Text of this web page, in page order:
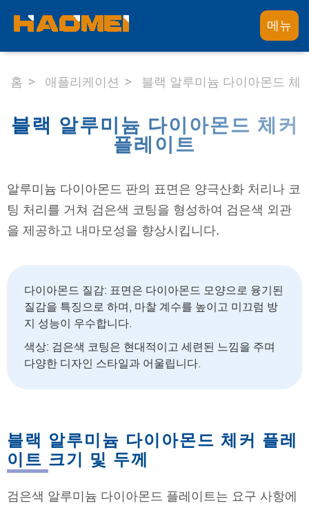
메뉴
홈 애플리케이션 블랙 알루미늄 다이아몬드 체
블랙 알루미늄 다이아몬드 체커
플레이트
알루미늄 다이아몬드 판의 표면은 양극산화 처리나 코
팅 처리를 거쳐 검은색 코팅을 형성하여 검은색 외관
을 제공하고 내마모성을 향상시킵니다.
다이아몬드 질감: 표면은 다이아몬드 모양으로 융기된
질감을 특징으로 하며, 마찰 계수를 높이고 미끄럼 방
지 성능이 우수합니다.
색상: 검은색 코팅은 현대적이고 세련된 느낌을 주며
다양한 디자인 스타일과 어울립니다.
블랙 알루미늄 다이아몬드 체커 플레
이트 크기 및 두께
검은색 알루미늄 다이아몬드 플레이트는 요구 사항에